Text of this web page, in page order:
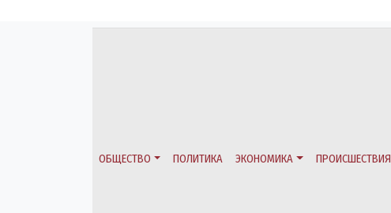
ОБЩЕСТВО ПОЛИТИКА ЭКОНОМИКА ПРОИСШЕСТВИЯ